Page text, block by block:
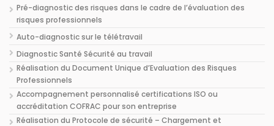
Pré-diagnostic des risques dans le cadre de l’évaluation des
risques professionnels
Auto-diagnostic sur le télétravail
Diagnostic Santé Sécurité au travail
Réalisation du Document Unique d’Evaluation des Risques
Professionnels
Accompagnement personnalisé certifications ISO ou
accréditation COFRAC pour son entreprise
Réalisation du Protocole de sécurité – Chargement et